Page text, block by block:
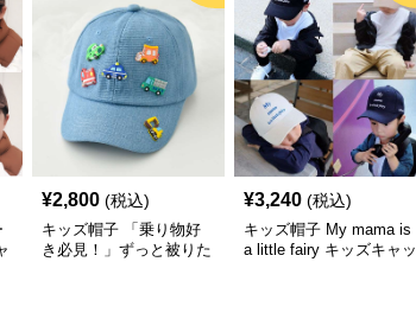
¥2,800 (税込)
キッズ帽子 「乗り物好
き必見！」ずっと被りた
¥3,240 (税込)
キッズ帽子 My mama is
a little fairy キッズキャッ